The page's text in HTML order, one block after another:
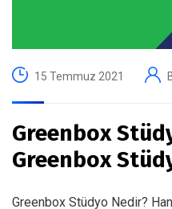
15 Temmuz 2021
Greenbox
Greenbox
Greenbox Stüdyo Nedir?